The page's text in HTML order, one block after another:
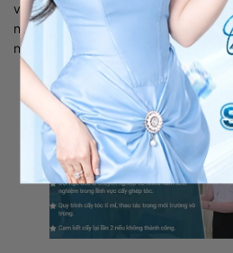
vào năm 2018 và được Sở Y tế
nay đây vẫn là cơ sở cấy lông tóc
nhất trên cả nước.